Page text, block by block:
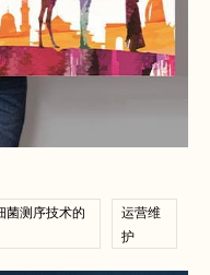
菌测序技术的
运营维
护